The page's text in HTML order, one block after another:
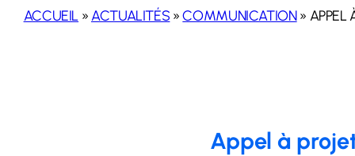
ACCUEIL »ACTUALITÉS »COMMUNICATION» APPEL
Appel à